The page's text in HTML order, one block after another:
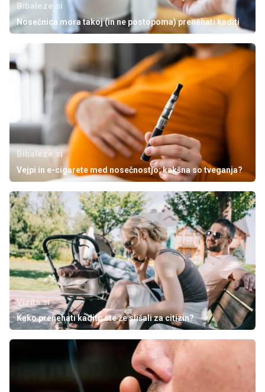
Bibaleze.si
Nosečnica mora takoj (in ne postopoma) prenehati kaditi
Bibaleze.si
Vejpi in e-cigarete med nosečnostjo: kakšna so tveganja?
Vizita.si
Kako prenehati kaditi: ste že slišali za citizin?